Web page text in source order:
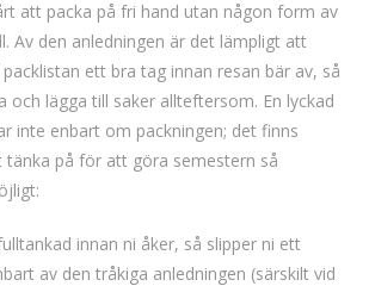
att packa på fri hand utan någon form av
Av den anledningen är det lämpligt att
ett bra tag innan resan bär av, så
och lägga till saker allteftersom. En lyckad
inte enbart om packningen; det finns
tänka på för att göra semestern så
innan ni åker, så slipper ni ett
av den tråkiga anledningen (särskilt vid